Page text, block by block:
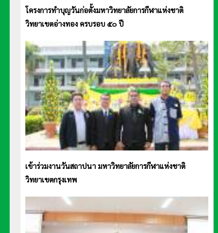
โครงการทำบุญวันก่อตั้งมหาวิทยาลัยการกีฬาแห่งชาติ
วิทยาเขตอ่างทอง ครบรอบ ๕๐ ปี
เข้าร่วมงานวันสถาปนา มหาวิทยาลัยการกีฬาแห่งชาติ
วิทยาเขตกรุงเทพ